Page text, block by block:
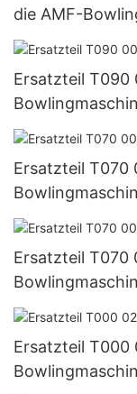
die AMF-
Ersatzteil T090
Ersatzteil T070
Ersatzteil T070
Ersatzteil T000